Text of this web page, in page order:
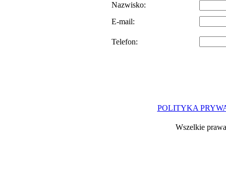
Nazwisko:
E-mail:
Telefon:
POLITYKA
Wszelkie